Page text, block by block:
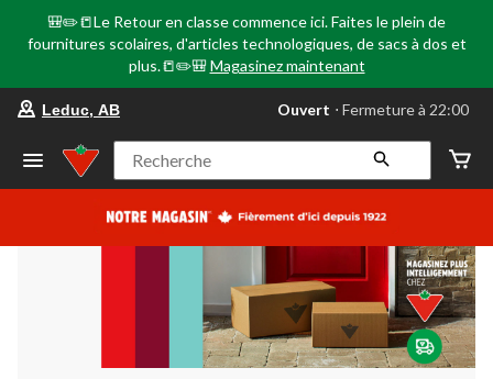
🎒✏️📒Le Retour en classe commence ici. Faites le plein de
fournitures scolaires, d'articles technologiques, de sacs à dos et
plus.📒✏️🎒 Magasinez maintenant
votre
préféré
Leduc,
AB,
courament
Fermeture
à
22:00
cliquer
pour
changer
Leduc, AB Ouvert ⋅ Fermeture à 22:00
Recherche